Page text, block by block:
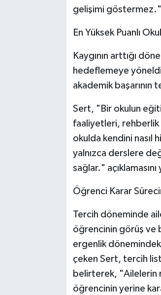
gelişimi göstermez."
En Yüksek Puanlı
Kaygının arttığı
hedeflemeye
akademik başarının
Sert, "Bir okulun
faaliyetleri, rehberlik
okulda kendini nasıl
yalnızca derslere
sağlar." açıklamasını
Öğrenci Karar
Tercih döneminde
öğrencinin görüş ve
ergenlik
çeken Sert, tercih
belirterek, "Ailelerin
öğrencinin yerine